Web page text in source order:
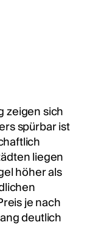
zeigen sich
spürbar ist
liegen
höher als
je nach
deutlich